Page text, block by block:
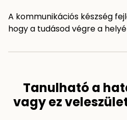
A kommunikációs készség
hogy a tudásod végre a
Tanulható a
vagy ez